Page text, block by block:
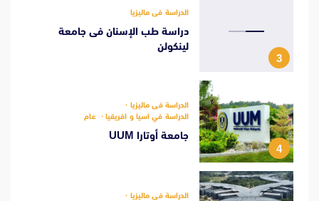
3
الدراسة فى ماليزيا
دراسة طب الإسنان فى جامعة
لينكولن
4
الدراسة فى ماليزيا
الدراسة في اسيا و افريقيا
عام
جامعة أوتارا UUM
الدراسة فى ماليزيا